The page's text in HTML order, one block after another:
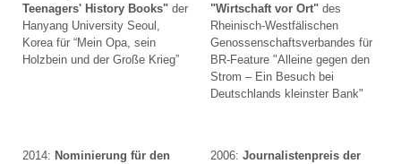
Teenagers' History Books" der
Hanyang University Seoul,
Korea für “Mein Opa, sein
Holzbein und der Große Krieg”
"Wirtschaft vor Ort" des
Rheinisch-Westfälischen
Genossenschaftsverbandes für
BR-Feature "Alleine gegen den
Strom – Ein Besuch bei
Deutschlands kleinster Bank"
2014: Nominierung für den
2006:Journalistenpreis der